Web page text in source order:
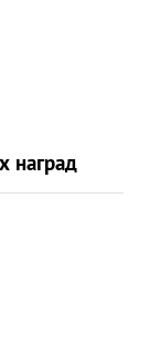
наград